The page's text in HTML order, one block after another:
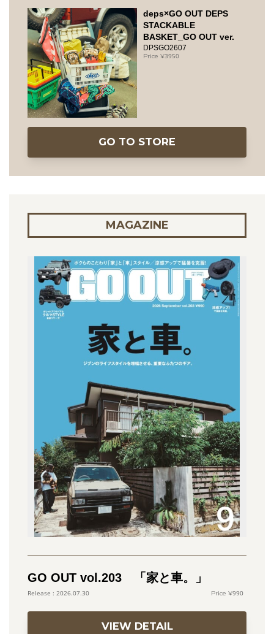
deps×GO OUT DEPS
STACKABLE
BASKET_GO OUT ver.
DPSGO2607
3950
GO TO STORE
MAGAZINE
GO OUT vol.203 「家と車。」
2026.07.30 990
VIEW DETAIL